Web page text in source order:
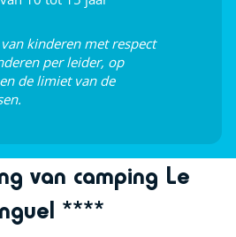
kinderen met respect
per leider, op
de limiet van de
van camping Le
****